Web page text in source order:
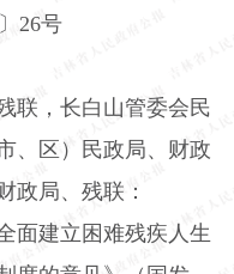
〕 26号
联，长白山管委会民
、区）民政局、财政
政局、残联：
面建立困难残疾人生